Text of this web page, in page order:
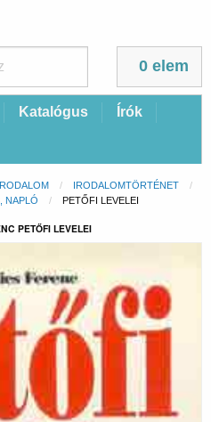
0 elem
Katalógus Írók
IRODALOMTÖRTÉNET
NAPLÓ CURRENT:
PETŐFI LEVELEI
PETŐFI LEVELEI